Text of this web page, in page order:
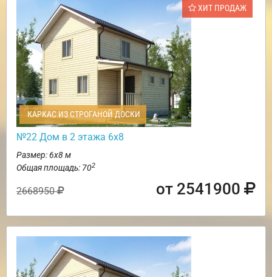
ХИТ ПРОДАЖ
КАРКАС ИЗ СТРОГАНОЙ ДОСКИ
№22 Дом в 2 этажа 6х8
Размер: 6х8 м
Общая площадь: 702
2668950 от 2541900